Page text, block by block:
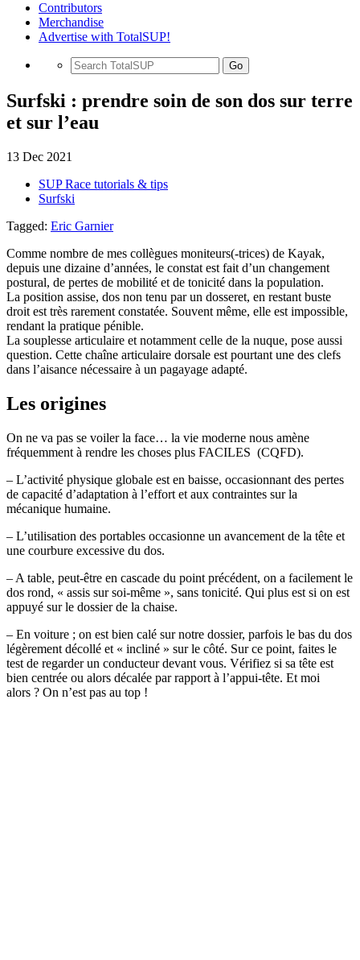
Contributors
Merchandise
Advertise with TotalSUP!
Go
Surfski : prendre soin de son dos sur terre
et sur l’eau
13 Dec 2021
SUP Race tutorials & tips
Surfski
Tagged: Eric Garnier
Comme nombre de mes collègues moniteurs(-trices) de Kayak,
depuis une dizaine d’années, le constat est fait d’un changement
postural, de pertes de mobilité et de tonicité dans la population.
La position assise, dos non tenu par un dosseret, en restant buste
droit est très rarement constatée. Souvent même, elle est impossible,
rendant la pratique pénible.
La souplesse articulaire et notamment celle de la nuque, pose aussi
question. Cette chaîne articulaire dorsale est pourtant une des clefs
dans l’aisance nécessaire à un pagayage adapté.
Les origines
On ne va pas se voiler la face… la vie moderne nous amène
fréquemment à rendre les choses plus FACILES (CQFD).
– L’activité physique globale est en baisse, occasionnant des pertes
de capacité d’adaptation à l’effort et aux contraintes sur la
mécanique humaine.
– L’utilisation des portables occasionne un avancement de la tête et
une courbure excessive du dos.
– A table, peut-être en cascade du point précédent, on a facilement le
dos rond, « assis sur soi-même », sans tonicité. Qui plus est si on est
appuyé sur le dossier de la chaise.
– En voiture ; on est bien calé sur notre dossier, parfois le bas du dos
légèrement décollé et « incliné » sur le côté. Sur ce point, faites le
test de regarder un conducteur devant vous. Vérifiez si sa tête est
bien centrée ou alors décalée par rapport à l’appui-tête. Et moi
alors ? On n’est pas au top !